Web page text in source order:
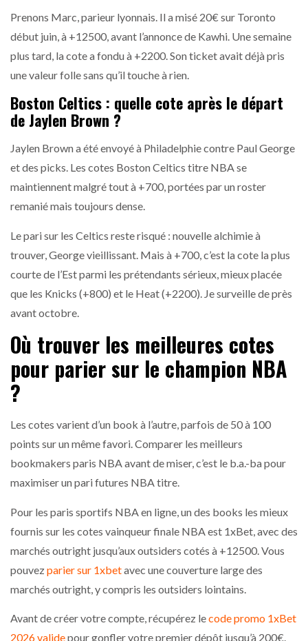
Prenons Marc, parieur lyonnais. Il a misé 20€ sur Toronto
début juin, à +12500, avant l’annonce de Kawhi. Une semaine
plus tard, la cote a fondu à +2200. Son ticket avait déjà pris
une valeur folle sans qu’il touche à rien.
Boston Celtics : quelle cote après le départ
de Jaylen Brown ?
Jaylen Brown a été envoyé à Philadelphie contre Paul George
et des picks. Les cotes Boston Celtics titre NBA se
maintiennent malgré tout à +700, portées par un roster
remanié mais toujours dense.
Le pari sur les Celtics reste risqué : nouvelle alchimie à
trouver, George vieillissant. Mais à +700, c’est la cote la plus
courte de l’Est parmi les prétendants sérieux, mieux placée
que les Knicks (+800) et le Heat (+2200). Je surveille de près
avant octobre.
Où trouver les meilleures cotes
pour parier sur le champion NBA
?
Les cotes varient d’un book à l’autre, parfois de 50 à 100
points sur un même favori. Comparer les meilleurs
bookmakers paris NBA avant de miser, c’est le b.a.-ba pour
maximiser un pari futures NBA titre.
Pour les paris sportifs NBA en ligne, un des books les mieux
fournis sur les cotes vainqueur finale NBA est 1xBet, avec des
marchés outright jusqu’aux outsiders cotés à +12500. Vous
pouvezparier sur 1xbetavec une couverture large des
marchés outright, y compris les outsiders lointains.
Avant de créer votre compte, récupérez lecode promo 1xBet
2026 validepour gonfler votre premier dépôt jusqu’à 200€.